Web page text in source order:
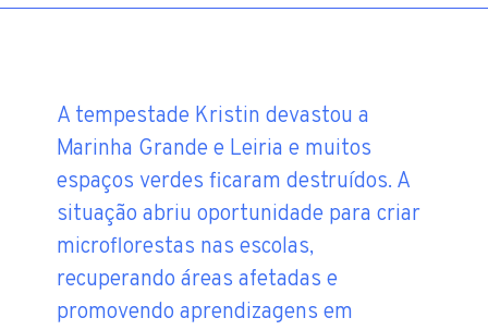
A tempestade Kristin devastou a
Marinha Grande e Leiria e muitos
espaços verdes ficaram destruídos. A
situação abriu oportunidade para criar
microflorestas nas escolas,
recuperando áreas afetadas e
promovendo aprendizagens em